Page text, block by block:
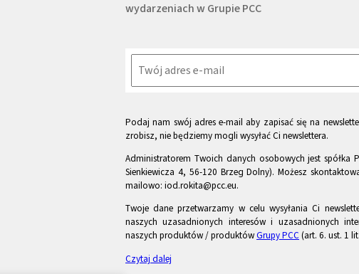
wydarzeniach w Grupie PCC
Podaj nam swój adres e-mail aby zapisać się na
zrobisz, nie będziemy mogli wysyłać Ci newslettera.
Administratorem Twoich danych osobowych jest spółka
Sienkiewicza 4, 56-120 Brzeg Dolny). Możesz
mailowo: iod.rokita@pcc.eu.
Twoje dane przetwarzamy w celu wysyłania Ci
naszych uzasadnionych interesów i uzasadnionych
naszych produktów / produktówGrupy PCC (art. 6. ust. 1
Czytaj dalej